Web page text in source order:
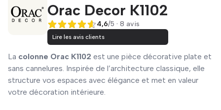
Orac Decor K1102
4,6 sur 5
4,6/5 · 8 avis
Lire les avis clients
La colonne Orac K1102 est une pièce décorative plate et
sans cannelures. Inspirée de l’architecture classique, elle
structure vos espaces avec élégance et met en valeur
votre décoration intérieure.